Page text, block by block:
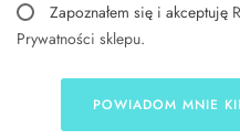
Zapoznałem się i akceptuję
Prywatności sklepu.
POWIADOM MNIE